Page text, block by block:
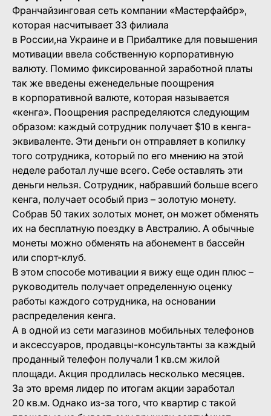
Франчайзинговая сеть компании «Мастерфайбр»,
которая насчитывает 33 филиала
в России,на Украине и в Прибалтике для повышения
мотивации ввела собственную корпоративную
валюту. Помимо фиксированной заработной платы
так же введены еженедельные поощрения
в корпоративной валюте, которая называется
«кенга». Поощрения распределяются следующим
образом: каждый сотрудник получает $10 в кенга-
эквиваленте. Эти деньги он отправляет в копилку
того сотрудника, который по его мнению на этой
неделе работал лучше всего. Себе оставлять эти
деньги нельзя. Сотрудник, набравший больше всего
кенга, получает особый приз – золотую монету.
Собрав 50 таких золотых монет, он может обменять
их на бесплатную поездку в Австралию. А обычные
монеты можно обменять на абонемент в бассейн
или спорт-клуб.
В этом способе мотивации я вижу еще один плюс –
руководитель получает определенную оценку
работы каждого сотрудника, на основании
распределения кенга.
А в одной из сети магазинов мобильных телефонов
и аксессуаров, продавцы-консультанты за каждый
проданный телефон получали 1 кв.см жилой
площади. Акция продлилась несколько месяцев.
За это время лидер по итогам акции заработал
20 кв.м. Однако из-за того, что квартир с такой